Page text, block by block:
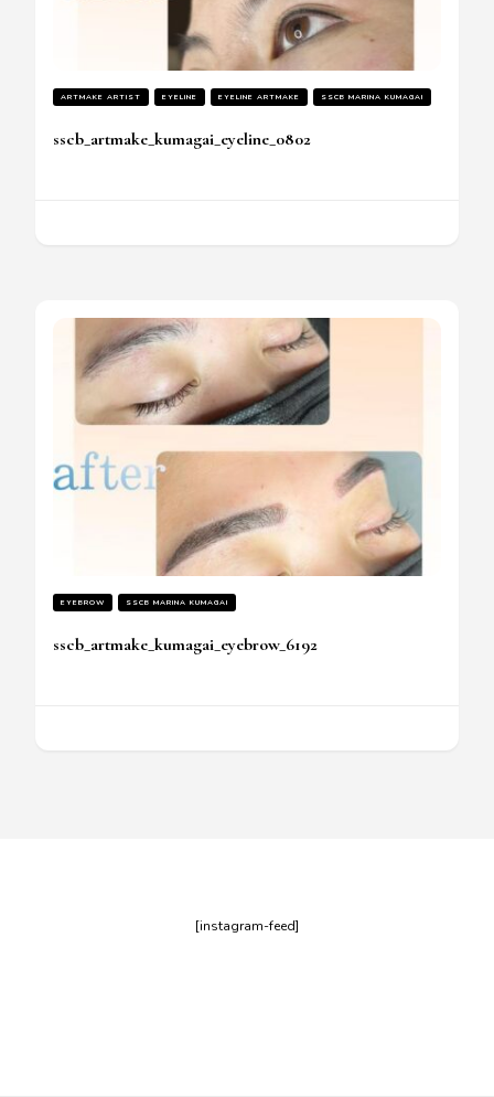
ARTMAKE ARTIST EYELINE EYELINE ARTMAKE SSCB MARINA KUMAGAI
sscb_artmake_kumagai_eyeline_0802
EYEBROW SSCB MARINA KUMAGAI
sscb_artmake_kumagai_eyebrow_6192
[instagram-feed]